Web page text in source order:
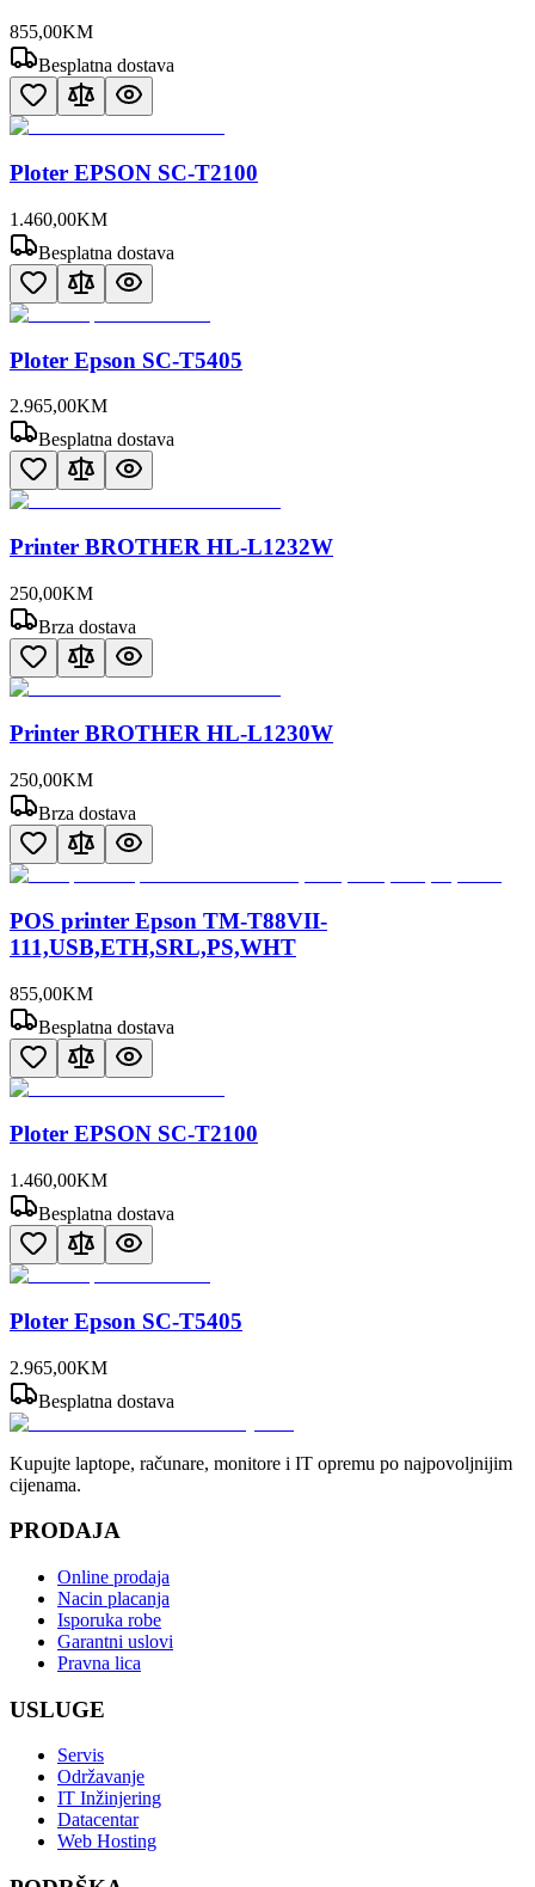
855,00KM
Besplatna dostava
Ploter EPSON SC-T2100
1.460,00KM
Besplatna dostava
Ploter Epson SC-T5405
2.965,00KM
Besplatna dostava
Printer BROTHER HL-L1232W
250,00KM
Brza dostava
Printer BROTHER HL-L1230W
250,00KM
Brza dostava
POS printer Epson TM-T88VII-
111,USB,ETH,SRL,PS,WHT
855,00KM
Besplatna dostava
Ploter EPSON SC-T2100
1.460,00KM
Besplatna dostava
Ploter Epson SC-T5405
2.965,00KM
Besplatna dostava
Kupujte laptope, računare, monitore i IT opremu po najpovoljnijim
cijenama.
PRODAJA
Online prodaja
Nacin placanja
Isporuka robe
Garantni uslovi
Pravna lica
USLUGE
Servis
Održavanje
IT Inžinjering
Datacentar
Web Hosting